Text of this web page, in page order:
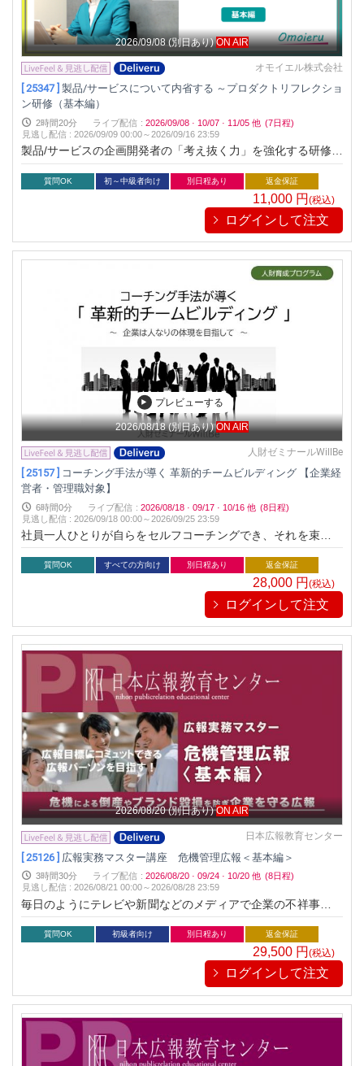
2026/09/08 (別日あり) ON AIR
オモイエル株式会社
[ 25347 ] 製品/サービスについて内省する ～プロダクトリフレクショ
ン研修（基本編）
2時間20分 ライブ配信 : 2026/09/08 · 10/07 · 11/05 他 (7日程)
見逃し配信 :2026/09/09 00:00～2026/09/16 23:59
製品/サービスの企画開発者の「考え抜く力」を強化する研修で
す。製品/サービスに関するニーズ・シーズについての思考を可
視化し、コンセプトについて深く内省（振り返り）ができるよ
質問OK 初～中級者向け 別日程あり 返金保証
11,000 円(税込)
ログインして注文
プレビューする
2026/08/18 (別日あり) ON AIR
人財ゼミナールWillBe
[ 25157 ]
コーチング手法が導く 革新的チームビルディング 【企業経
営者・管理職対象】
6時間0分 ライブ配信 : 2026/08/18 · 09/17 · 10/16 他 (8日程)
見逃し配信 :2026/09/18 00:00～2026/09/25 23:59
社員一人ひとりが自らをセルフコーチングでき、それを束ねる
管理職もコーチ型リーダーへと変わります。結果、組織全体が
主体者意識の高いワンチームとなり、元気で活力ある生産性の
質問OK すべての方向け 別日程あり 返金保証
28,000 円 (税込)
ログインして注文
2026/08/20 (別日あり) ON AIR
日本広報教育センター
[ 25126 ] 広報実務マスター講座 危機管理広報＜基本編＞
3時間30分 ライブ配信 : 2026/08/20 · 09/24 · 10/20 他 (8日程)
見逃し配信 :2026/08/21 00:00～2026/08/28 23:59
毎日のようにテレビや新聞などのメディアで企業の不祥事や批
判を目にします。現代社会では企業は様々な危機にさらされて
います。危機が生じた際、対応を一つでも誤れば、多くのメデ
ィアから長期にわたりバッシングを受け、企業経営に大きなダ
メージを受けます。最悪なケースでは倒産や廃業に追い込まれ
ることもあります。ここ数年の出来事を思い出しただけでも、
その事例は数え上げるときりが無いと思います。そのため危機
管理広報は、企業経営において必須と言われています。広報を
先進的に展開している企業は、企業認知度を高めるなど積極的
にブランディングを広報で推し進めている一方で、危機管理広
報の準備を万全にしています。長い年月をかけて着実に築き上
質問OK 初級者向け 別日程あり 返金保証
29,500 円(税込)
ログインして注文